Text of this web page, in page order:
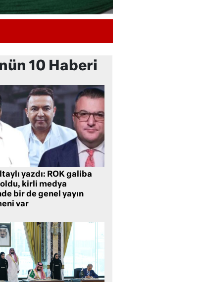
10 Haberi
yazdı: ROK galiba
kirli medya
bir de genel yayın
var